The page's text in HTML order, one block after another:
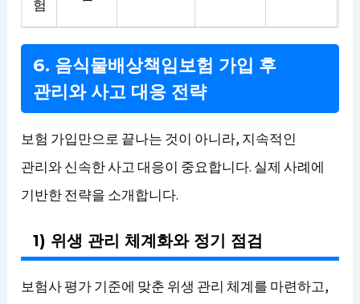
험
6. 음식물배상책임보험 가입 후
관리와 사고 대응 전략
보험 가입만으로 끝나는 것이 아니라, 지속적인
관리와 신속한 사고 대응이 중요합니다. 실제 사례에
기반한 전략을 소개합니다.
1) 위생 관리 체계화와 정기 점검
보험사 평가 기준에 맞춘 위생 관리 체계를 마련하고,